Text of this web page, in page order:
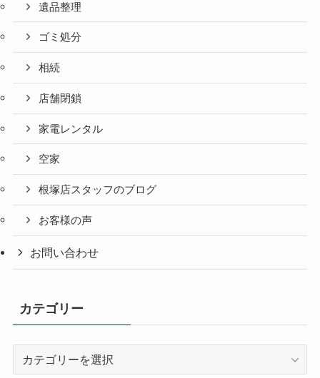
遺品整理
ゴミ処分
相続
店舗閉鎖
家電レンタル
空家
根塚店スタッフのブログ
お客様の声
お問い合わせ
カテゴリー